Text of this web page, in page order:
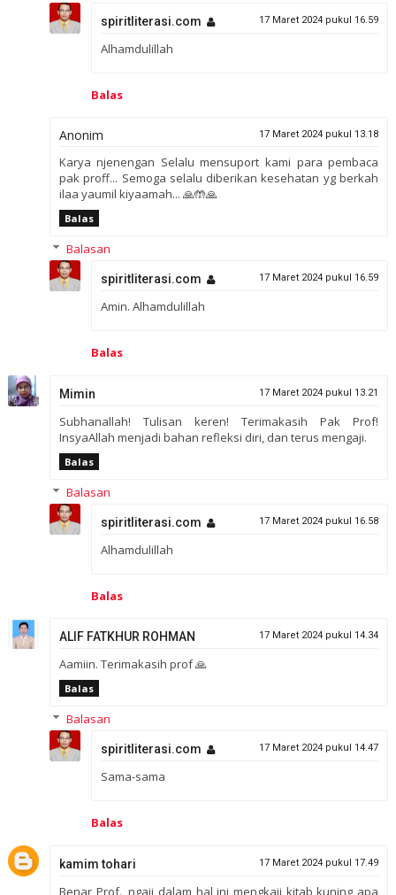
spiritliterasi.com 17 Maret 2024 pukul 16.59
Alhamdulillah
Balas
Anonim 17 Maret 2024 pukul 13.18
Karya njenengan Selalu mensuport kami para pembaca
pak proff... Semoga selalu diberikan kesehatan yg berkah
ilaa yaumil kiyaamah... 🙏🤲🙏
Balas
Balasan
spiritliterasi.com 17 Maret 2024 pukul 16.59
Amin. Alhamdulillah
Balas
Mimin 17 Maret 2024 pukul 13.21
Subhanallah! Tulisan keren! Terimakasih Pak Prof!
InsyaAllah menjadi bahan refleksi diri, dan terus mengaji.
Balas
Balasan
spiritliterasi.com 17 Maret 2024 pukul 16.58
Alhamdulillah
Balas
ALIF FATKHUR ROHMAN 17 Maret 2024 pukul 14.34
Aamiin. Terimakasih prof 🙏
Balas
Balasan
spiritliterasi.com 17 Maret 2024 pukul 14.47
Sama-sama
Balas
kamim tohari 17 Maret 2024 pukul 17.49
Benar Prof., ngaji dalam hal ini mengkaji kitab kuning apa